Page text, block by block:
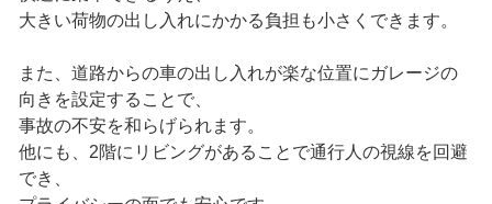
大きい荷物の出し入れにかかる負担も小さくできます。
また、道路からの車の出し入れが楽な位置にガレージの
向きを設定することで、
事故の不安を和らげられます。
他にも、2階にリビングがあることで通行人の視線を回避
でき、